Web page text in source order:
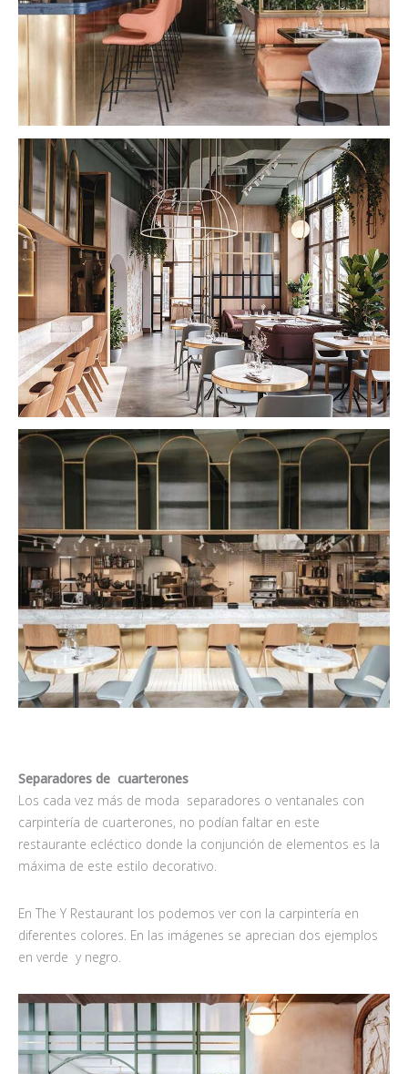
Separadores de cuarterones
Los cada vez más de moda separadores o ventanales con
carpintería de cuarterones, no podían faltar en este
restaurante ecléctico donde la conjunción de elementos es la
máxima de este estilo decorativo.
En The Y Restaurant los podemos ver con la carpintería en
diferentes colores. En las imágenes se aprecian dos ejemplos
en verde y negro.